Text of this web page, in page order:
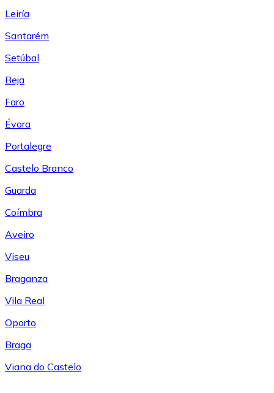
Leiría
Santarém
Setúbal
Beja
Faro
Évora
Portalegre
Castelo Branco
Guarda
Coímbra
Aveiro
Viseu
Braganza
Vila Real
Oporto
Braga
Viana do Castelo